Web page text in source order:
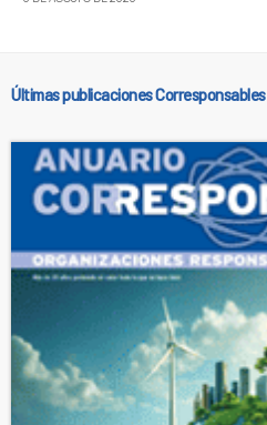
Últimas publicaciones Corresponsables